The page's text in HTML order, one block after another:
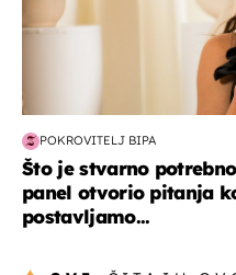
POKROVITELJ BIPA
Što je stvarno
panel otvorio pitanja
postavljamo...